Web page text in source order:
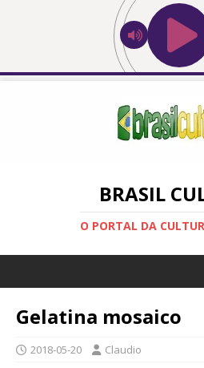
BRASIL
O PORTAL DA
Gelatina mosaico
2018-05-20 Claudio